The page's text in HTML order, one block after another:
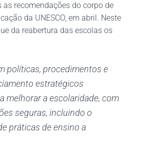
as recomendações do corpo de
da UNESCO, em abril. Neste
da reabertura das escolas os
políticas, procedimentos e
estratégicos
melhorar a escolaridade, com
seguras, incluindo o
práticas de ensino a